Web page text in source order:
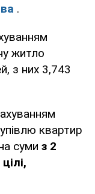
.
житло
з них 3,743
квартир
суми з 2